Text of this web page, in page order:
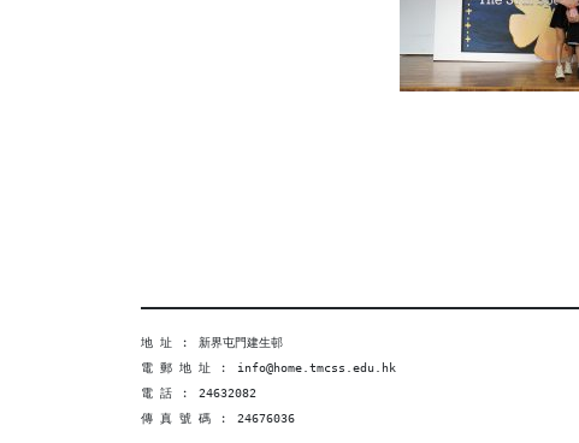
地 址 ︰ 新界屯門建生邨
電 郵 地 址 ︰ info@home.tmcss.edu.hk
電 話 ︰ 24632082
傳 真 號 碼 ︰ 24676036